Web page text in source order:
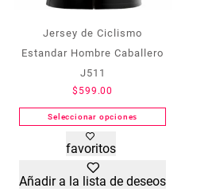
Jersey de Ciclismo
Estandar Hombre Caballero
J511
$ 599.00
Seleccionar opciones
Este
producto
tiene
múltiples
favoritos
Añadir a la lista de deseos